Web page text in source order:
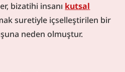
bizatihi insanı kutsal
neden olmuştur.